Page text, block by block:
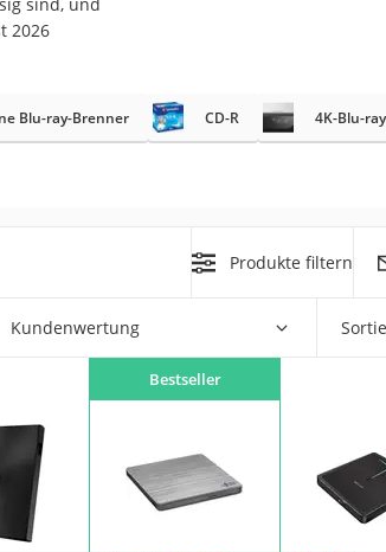
2026
Blu-ray-Brenner CD-R 4K-Blu-
Produkte filtern
Kundenwertung
Bestseller